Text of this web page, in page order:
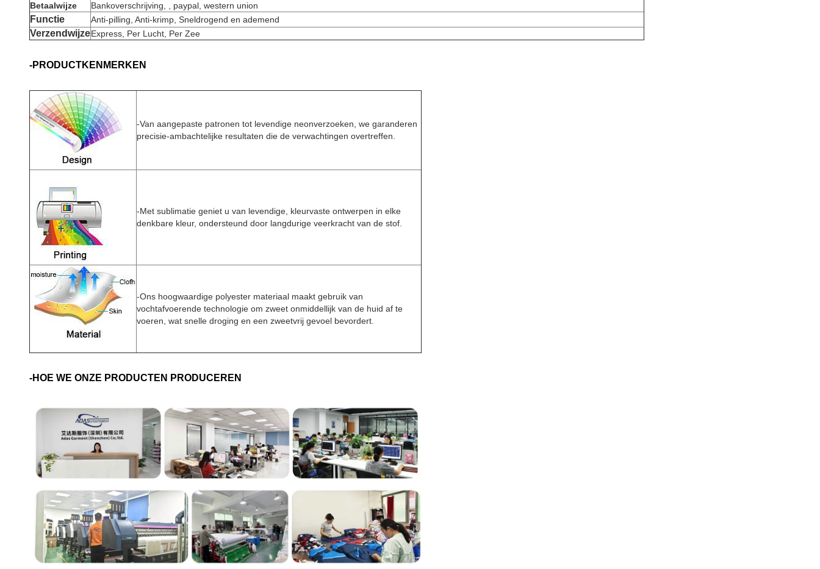
Betaalwijze
Bankoverschrijving, , paypal, western union
Functie Anti-pilling, Anti-krimp, Sneldrogend en ademend
VerzendwijzeExpress, Per Lucht, Per Zee
-PRODUCTKENMERKEN
-Van aangepaste patronen tot levendige neonverzoeken, we garanderen
precisie-ambachtelijke resultaten die de verwachtingen overtreffen.
-Met sublimatie geniet u van levendige, kleurvaste ontwerpen in elke
denkbare kleur, ondersteund door langdurige veerkracht van de stof.
-Ons hoogwaardige polyester materiaal maakt gebruik van
vochtafvoerende technologie om zweet onmiddellijk van de huid af te
voeren, wat snelle droging en een zweetvrij gevoel bevordert.
-HOE WE ONZE PRODUCTEN PRODUCEREN